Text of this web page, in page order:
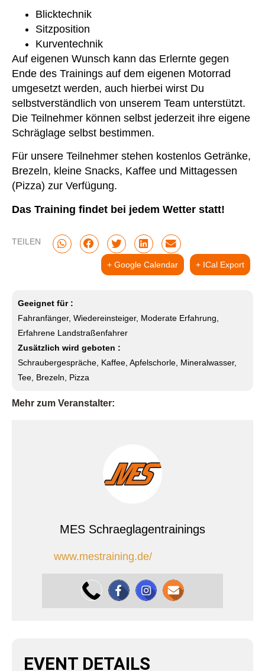
Blicktechnik
Sitzposition
Kurventechnik
Auf eigenen Wunsch kann das Erlernte gegen
Ende des Trainings auf dem eigenen Motorrad
umgesetzt werden, auch hierbei wirst Du
selbstverständlich von unserem Team unterstützt.
Die Teilnehmer können selbst jederzeit ihre eigene
Schräglage selbst bestimmen.
Für unsere Teilnehmer stehen kostenlos Getränke,
Brezeln, kleine Snacks, Kaffee und Mittagessen
(Pizza) zur Verfügung.
Das Training findet bei jedem Wetter statt!
TEILEN
+ Google Calendar + ICal Export
Geeignet für :
Fahranfänger, Wiedereinsteiger, Moderate Erfahrung,
Erfahrene Landstraßenfahrer
Zusätzlich wird geboten :
Schraubergespräche, Kaffee, Apfelschorle, Mineralwasser,
Tee, Brezeln, Pizza
Mehr zum Veranstalter:
MES Schraeglagentrainings
www.mestraining.de/
EVENT DETAILS